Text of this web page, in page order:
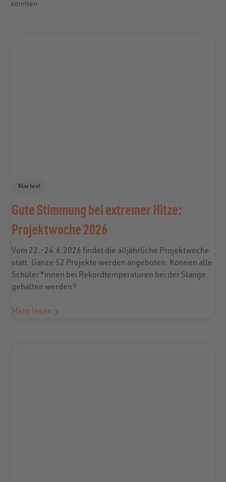
könnten
Klartext
Gute Stimmung bei extremer Hitze:
Projektwoche 2026
Vom 22.-24.6.2026 findet die alljährliche Projektwoche
statt. Ganze 52 Projekte werden angeboten. Können alle
Schüler*innen bei Rekordtemperaturen bei der Stange
gehalten werden?
Mehr lesen